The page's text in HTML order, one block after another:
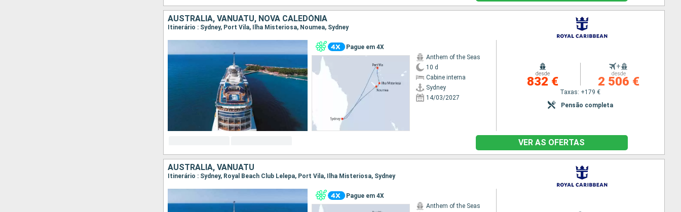
AUSTRALIA, VANUATU, NOVA CALEDÓNIA
Itinerário : Sydney, Port Vila, Ilha Misteriosa, Noumea, Sydney
Pague em 4X
Anthem of the Seas
10 d
Cabine interna
Sydney
14/03/2027
desde
832 €
+
desde
2 506 €
Taxas: +179 €
Pensão completa
VER AS OFERTAS
AUSTRALIA, VANUATU
Itinerário : Sydney, Royal Beach Club Lelepa, Port Vila, Ilha Misteriosa, Sydney
Pague em 4X
Anthem of the Seas